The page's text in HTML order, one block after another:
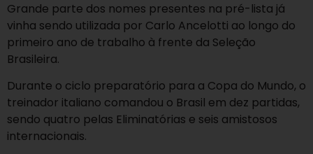
Grande parte dos nomes presentes na pré-lista já
vinha sendo utilizada por Carlo Ancelotti ao longo do
primeiro ano de trabalho à frente da Seleção
Brasileira.
Durante o ciclo preparatório para a Copa do Mundo, o
treinador italiano comandou o Brasil em dez partidas,
sendo quatro pelas Eliminatórias e seis amistosos
internacionais.